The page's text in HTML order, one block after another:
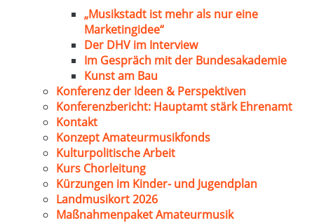
„Musikstadt ist mehr als nur eine
Marketingidee“
Der DHV im Interview
Im Gespräch mit der Bundesakademie
Kunst am Bau
Konferenz der Ideen & Perspektiven
Konferenzbericht: Hauptamt stärk Ehrenamt
Kontakt
Konzept Amateurmusikfonds
Kulturpolitische Arbeit
Kurs Chorleitung
Kürzungen im Kinder- und Jugendplan
Landmusikort 2026
Maßnahmenpaket Amateurmusik